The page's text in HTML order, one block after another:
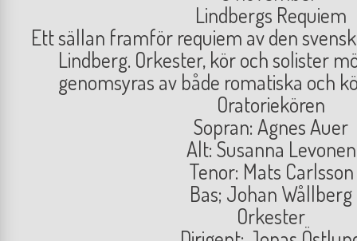
Lindbergs Requiem
Ett sällan framför requiem av den
Lindberg. Orkester, kör och solister
genomsyras av både romatiska och
Oratoriekören
Sopran: Agnes Auer
Alt: Susanna Levonen
Tenor: Mats Carlsson
Bas; Johan Wållberg
Orkester